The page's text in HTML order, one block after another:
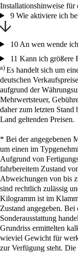
Installationshinweise für
9 Wie aktiviere ich
10 An wen wende
11 Kann ich größere
a) Es handelt sich um
deutschen
aufgrund der
Mehrwertsteuer,
daher zum letzten
Land geltenden Preisen.
* Bei der angegebenen
um einen im
Aufgrund von
fahrbereitem Zustand
Abweichungen von bis
sind rechtlich zulässig
Kilogramm ist im
Zustand angegeben.
Sonderausstattung
Grundriss ermittelten
wieviel Gewicht für
zur Verfügung steht. Die